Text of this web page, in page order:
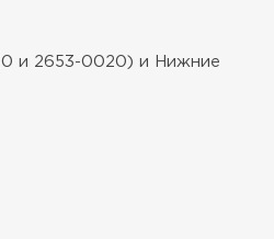
и 2653-0020) и Нижние